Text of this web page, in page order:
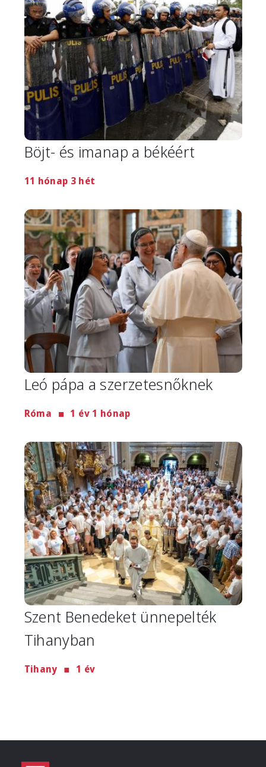
Böjt- és imanap a békéért
11 hónap 3 hét
Image
Leó pápa a szerzetesnőknek
Róma 1 év 1 hónap
Image
Szent Benedeket ünnepelték
Tihanyban
Tihany 1 év